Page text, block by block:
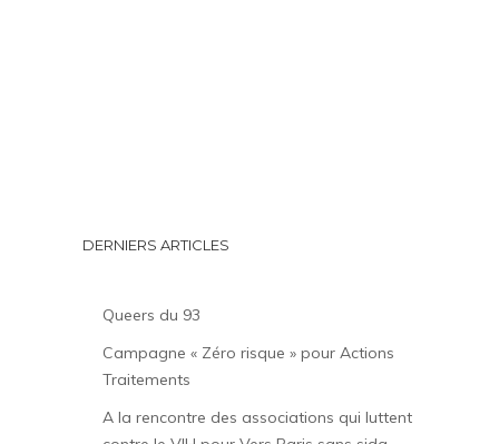
DERNIERS ARTICLES
Queers du 93
Campagne « Zéro risque » pour Actions
Traitements
A la rencontre des associations qui luttent